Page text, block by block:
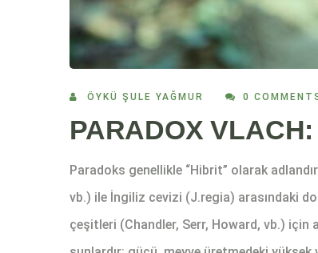
ÖYKÜ ŞULE YAĞMUR 0
PARADOX
Paradoks genellikle “Hibrit” olarak
vb.) ile İngiliz cevizi (J.regia) arasındaki
çeşitleri (Chandler, Serr, Howard, vb.) için